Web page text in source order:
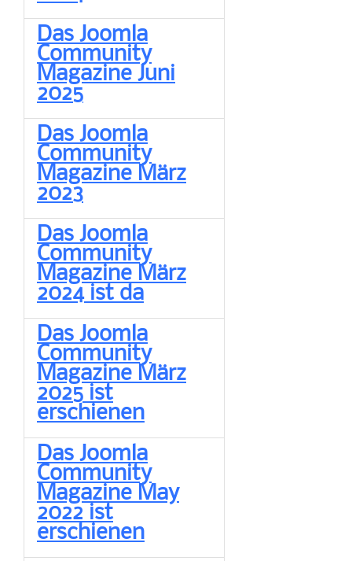
Das Joomla
Community
Magazine Juni
2025
Das Joomla
Community
Magazine März
2023
Das Joomla
Community
Magazine März
2024 ist da
Das Joomla
Community
Magazine März
2025 ist
erschienen
Das Joomla
Community
Magazine May
2022 ist
erschienen